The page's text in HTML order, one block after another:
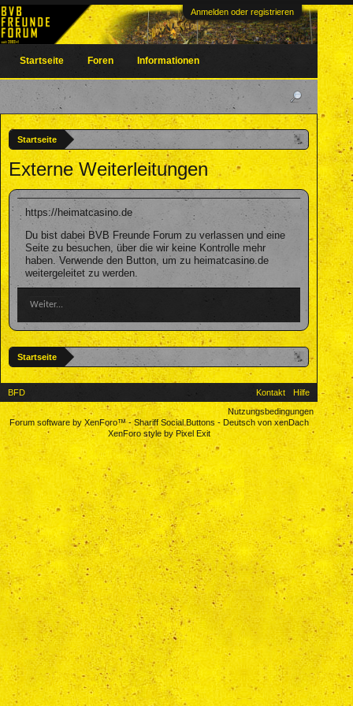
Anmelden oder registrieren
Startseite
Externe Weiterleitungen
https://heimatcasino.de
Du bist dabei BVB Freunde Forum zu verlassen und eine
Seite zu besuchen, über die wir keine Kontrolle mehr
haben. Verwende den Button, um zu heimatcasino.de
weitergeleitet zu werden.
Weiter...
Startseite
Startseite Foren Informationen
BFD Kontakt
Hilfe
Nutzungsbedingungen
Forum software by XenForo™-Shariff Social Buttons- Deutsch von xenDach
XenForo style by Pixel Exit